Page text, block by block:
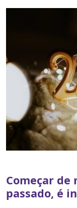
Começar de
passado, é